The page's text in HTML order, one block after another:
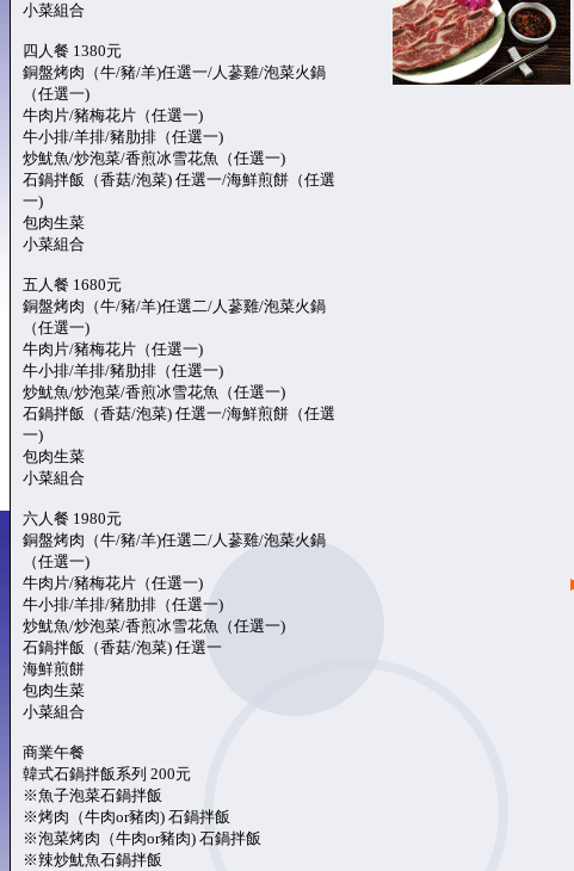
小菜組合
四人餐 1380元
銅盤烤肉（牛/豬/羊)任選一/人蔘雞/泡菜火鍋
（任選一)
牛肉片/豬梅花片（任選一)
牛小排/羊排/豬肋排（任選一)
炒魷魚/炒泡菜/香煎冰雪花魚（任選一)
石鍋拌飯（香菇/泡菜) 任選一/海鮮煎餅（任選
一)
包肉生菜
小菜組合
五人餐 1680元
銅盤烤肉（牛/豬/羊)任選二/人蔘雞/泡菜火鍋
（任選一)
牛肉片/豬梅花片（任選一)
牛小排/羊排/豬肋排（任選一)
炒魷魚/炒泡菜/香煎冰雪花魚（任選一)
石鍋拌飯（香菇/泡菜) 任選一/海鮮煎餅（任選
一)
包肉生菜
小菜組合
六人餐 1980元
銅盤烤肉（牛/豬/羊)任選二/人蔘雞/泡菜火鍋
（任選一)
牛肉片/豬梅花片（任選一)
牛小排/羊排/豬肋排（任選一)
炒魷魚/炒泡菜/香煎冰雪花魚（任選一)
石鍋拌飯（香菇/泡菜) 任選一
海鮮煎餅
包肉生菜
小菜組合
商業午餐
韓式石鍋拌飯系列 200元
※魚子泡菜石鍋拌飯
※烤肉（牛肉or豬肉) 石鍋拌飯
※泡菜烤肉（牛肉or豬肉) 石鍋拌飯
※辣炒魷魚石鍋拌飯